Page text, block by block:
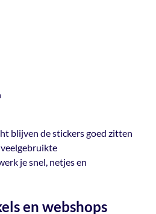
blijven de stickers goed
veelgebruikte
je snel, netjes en
en webshops
bij aan de totale
blijven de stickers goed zitten
je snel, netjes en
en webshops